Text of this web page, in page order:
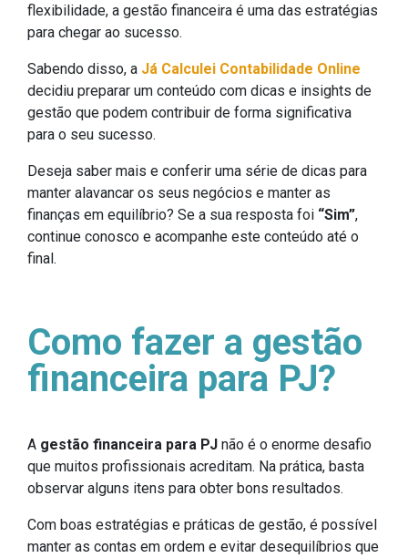
flexibilidade, a gestão financeira é uma das estratégias
para chegar ao sucesso.
Sabendo disso, a Já Calculei Contabilidade Online
decidiu preparar um conteúdo com dicas e insights de
gestão que podem contribuir de forma significativa
para o seu sucesso.
Deseja saber mais e conferir uma série de dicas para
manter alavancar os seus negócios e manter as
finanças em equilíbrio? Se a sua resposta foi “Sim”,
continue conosco e acompanhe este conteúdo até o
final.
Como fazer a gestão
financeira para PJ?
A gestão financeira para PJ não é o enorme desafio
que muitos profissionais acreditam. Na prática, basta
observar alguns itens para obter bons resultados.
Com boas estratégias e práticas de gestão, é possível
manter as contas em ordem e evitar desequilíbrios que